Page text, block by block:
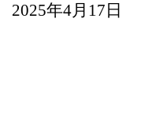
2025年4月 17 日